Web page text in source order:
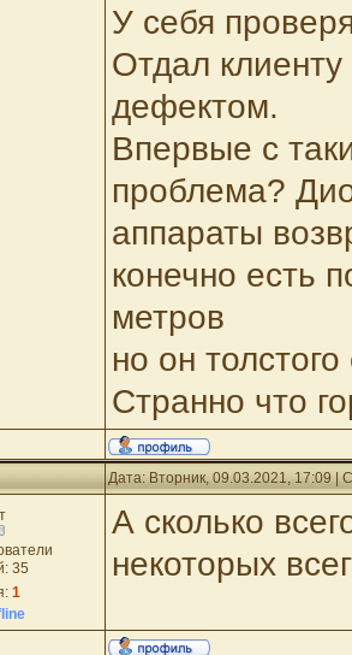
У себя
Отдал
дефектом.
Впервые с
проблема?
аппараты
конечно есть
метров
но он
Странно что
Дата: Вторник, 09.03.2021, 17:09 |
35
1
А сколько
некоторых